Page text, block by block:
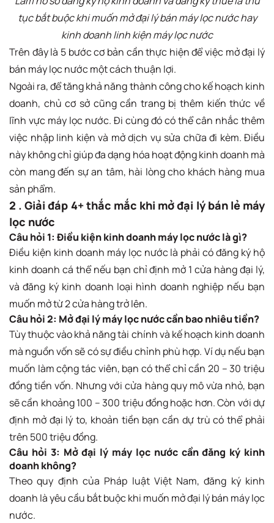
tục bắt buộc khi muốn mở đại lý bán máy lọc nước hay
kinh doanh linh kiện máy lọc nước
Trên đây là 5 bước cơ bản cần thực hiện để việc mở đại lý
bán máy lọc nước một cách thuận lợi.
Ngoài ra, để tăng khả năng thành công cho kế hoạch kinh
doanh, chủ cơ sở cũng cần trang bị thêm kiến thức về
lĩnh vực máy lọc nước. Đi cùng đó có thể cân nhắc thêm
việc nhập linh kiện và mở dịch vụ sửa chữa đi kèm. Điều
này không chỉ giúp đa dạng hóa hoạt động kinh doanh mà
còn mang đến sự an tâm, hài lòng cho khách hàng mua
sản phẩm.
2 . Giải đáp 4+ thắc mắc khi mở đại lý bán lẻ máy
lọc nước
Câu hỏi 1: Điều kiện kinh doanh máy lọc nước là gì?
Điều kiện kinh doanh máy lọc nước là phải có đăng ký hộ
kinh doanh cá thể nếu bạn chỉ định mở 1 cửa hàng đại lý,
và đăng ký kinh doanh loại hình doanh nghiệp nếu bạn
muốn mở từ 2 cửa hàng trở lên.
Câu hỏi 2: Mở đại lý máy lọc nước cần bao nhiêu tiền?
Tùy thuộc vào khả năng tài chính và kế hoạch kinh doanh
mà nguồn vốn sẽ có sự điều chỉnh phù hợp. Ví dụ nếu bạn
muốn làm cộng tác viên, bạn có thể chỉ cần 20 – 30 triệu
đồng tiền vốn. Nhưng với cửa hàng quy mô vừa nhỏ, bạn
sẽ cần khoảng 100 – 300 triệu đồng hoặc hơn. Còn với dự
định mở đại lý to, khoản tiền bạn cần dự trù có thể phải
trên 500 triệu đồng.
Câu hỏi 3: Mở đại lý máy lọc nước cần đăng ký kinh
doanh không?
Theo quy định của Pháp luật Việt Nam, đăng ký kinh
doanh là yêu cầu bắt buộc khi muốn mở đại lý bán máy lọc
nước.